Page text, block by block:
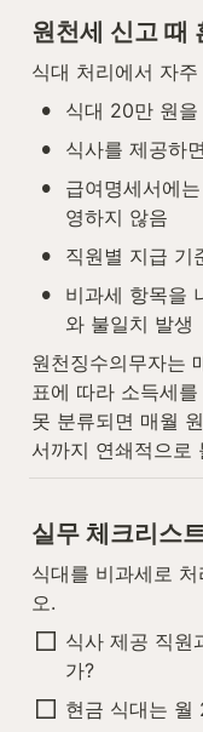
원천세 신고 때
식대 처리에서 자
• 식대 20만 원
• 식사를 제공하
•
급여명세서에
영하지 않음
• 직원별 지급 기
•
비과세 항목을
와 불일치 발생
원천징수의무자는
표에 따라 소득세
못 분류되면 매월
서까지 연쇄적으로
실무 체크리스
식대를 비과세로
오.
식사 제공 직원
가?
현금 식대는 월